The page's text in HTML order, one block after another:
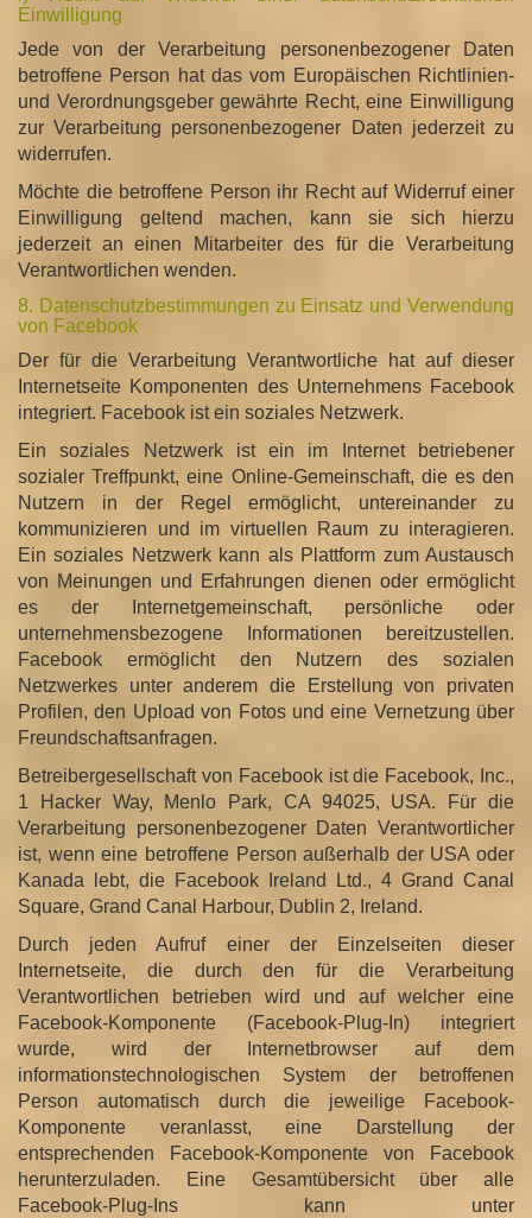
Einwilligung
Jede von der Verarbeitung personenbezogener Daten
betroffene Person hat das vom Europäischen Richtlinien-
und Verordnungsgeber gewährte Recht, eine Einwilligung
zur Verarbeitung personenbezogener Daten jederzeit zu
widerrufen.
Möchte die betroffene Person ihr Recht auf Widerruf einer
Einwilligung geltend machen, kann sie sich hierzu
jederzeit an einen Mitarbeiter des für die Verarbeitung
Verantwortlichen wenden.
8. Datenschutzbestimmungen zu Einsatz und Verwendung
von Facebook
Der für die Verarbeitung Verantwortliche hat auf dieser
Internetseite Komponenten des Unternehmens Facebook
integriert. Facebook ist ein soziales Netzwerk.
Ein soziales Netzwerk ist ein im Internet betriebener
sozialer Treffpunkt, eine Online-Gemeinschaft, die es den
Nutzern in der Regel ermöglicht, untereinander zu
kommunizieren und im virtuellen Raum zu interagieren.
Ein soziales Netzwerk kann als Plattform zum Austausch
von Meinungen und Erfahrungen dienen oder ermöglicht
es der Internetgemeinschaft, persönliche oder
unternehmensbezogene Informationen bereitzustellen.
Facebook ermöglicht den Nutzern des sozialen
Netzwerkes unter anderem die Erstellung von privaten
Profilen, den Upload von Fotos und eine Vernetzung über
Freundschaftsanfragen.
Betreibergesellschaft von Facebook ist die Facebook, Inc.,
1 Hacker Way, Menlo Park, CA 94025, USA. Für die
Verarbeitung personenbezogener Daten Verantwortlicher
ist, wenn eine betroffene Person außerhalb der USA oder
Kanada lebt, die Facebook Ireland Ltd., 4 Grand Canal
Square, Grand Canal Harbour, Dublin 2, Ireland.
Durch jeden Aufruf einer der Einzelseiten dieser
Internetseite, die durch den für die Verarbeitung
Verantwortlichen betrieben wird und auf welcher eine
Facebook-Komponente (Facebook-Plug-In) integriert
wurde, wird der Internetbrowser auf dem
informationstechnologischen System der betroffenen
Person automatisch durch die jeweilige Facebook-
Komponente veranlasst, eine Darstellung der
entsprechenden Facebook-Komponente von Facebook
herunterzuladen. Eine Gesamtübersicht über alle
Facebook-Plug-Ins kann unter